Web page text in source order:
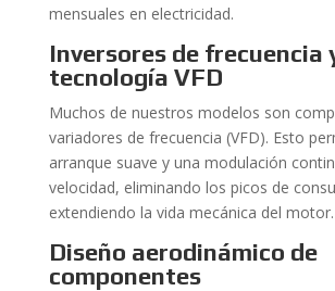
mensuales en electricidad.
Inversores de frecuencia
tecnología VFD
Muchos de nuestros modelos son
variadores de frecuencia (VFD). Esto
arranque suave y una modulación
velocidad, eliminando los picos de
extendiendo la vida mecánica del motor.
Diseño aerodinámico de
componentes